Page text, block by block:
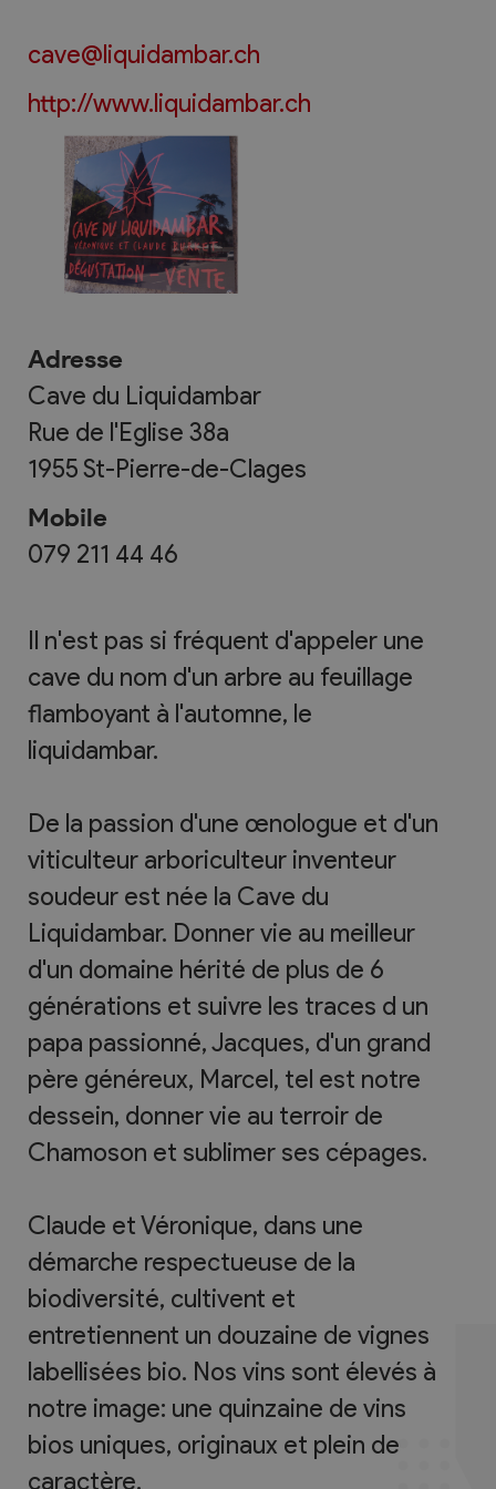
cave@liquidambar.ch
http://www.liquidambar.ch
Adresse
Cave du Liquidambar
Rue de l'Eglise 38a
1955St-Pierre-de-Clages
Mobile
079 211 44 46
Il n'est pas si fréquent d'appeler une
cave du nom d'un arbre au feuillage
flamboyant à l'automne, le
liquidambar.
De la passion d'une œnologue et d'un
viticulteur arboriculteur inventeur
soudeur est née la Cave du
Liquidambar. Donner vie au meilleur
d'un domaine hérité de plus de 6
générations et suivre les traces d un
papa passionné, Jacques, d'un grand
père généreux, Marcel, tel est notre
dessein, donner vie au terroir de
Chamoson et sublimer ses cépages.
Claude et Véronique, dans une
démarche respectueuse de la
biodiversité, cultivent et
entretiennent un douzaine de vignes
labellisées bio. Nos vins sont élevés à
notre image: une quinzaine de vins
bios uniques, originaux et plein de
caractère.